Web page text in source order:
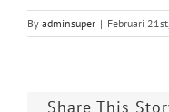
By adminsuper | Februari
Share This